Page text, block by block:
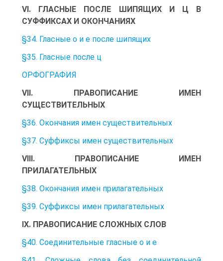
VI. ГЛАСНЫЕ ПОСЛЕ ШИПЯЩИХ И Ц В
СУФФИКСАХ И ОКОНЧАНИЯХ
§34. Гласные о и е после шипящих
§35. Гласные после ц
ОРФОГРАФИЯ
VII. ПРАВОПИСАНИЕ ИМЕН
СУЩЕСТВИТЕЛЬНЫХ
§36. Окончания имен существительных
§37. Суффиксы имен существительных
VIII. ПРАВОПИСАНИЕ ИМЕН
ПРИЛАГАТЕЛЬНЫХ
§38. Окончания имен прилагательных
§39. Суффиксы имен прилагательных
IX. ПРАВОПИСАНИЕ СЛОЖНЫХ СЛОВ
§40. Соединительные гласные о и е